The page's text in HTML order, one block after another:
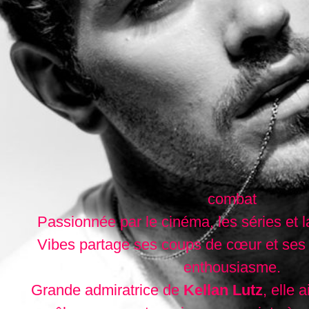
combat
Passionnée par le cinéma, les séries et
Vibes partage ses coups de cœur et
enthousiasme.
Grande admiratrice de Kellan Lutz, elle